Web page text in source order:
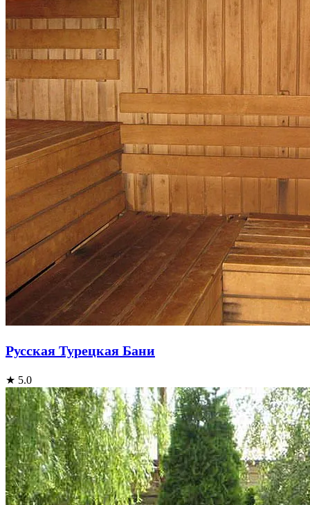
Русская Турецкая Бани
★ 5.0